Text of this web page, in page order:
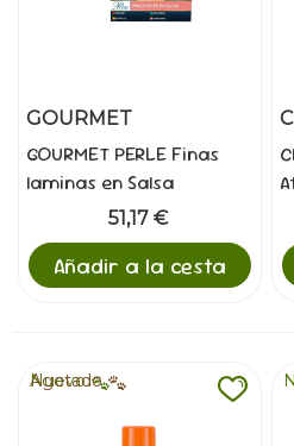
GOURMET
GOURMET PERLE Finas
laminas en Salsa
10x(8x85g)51,17 €
Añadir a la cesta
Nuevo
Agotado